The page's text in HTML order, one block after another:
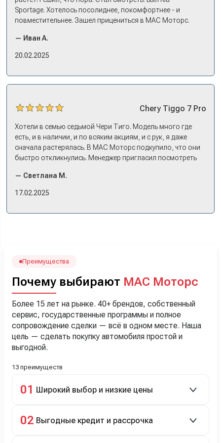
Sportage. Хотелось посолиднее, покомфортнее - и
повместительнее. Зашел прицениться в МАС Моторс.
и прям мое! Даже не скажешь, что «китаец». Прям не
вылезая из него и порешали. Спортэйдж в трейд-ин
— Иван А.
20.02.2025
Chery Tiggo 7 Pro
Хотели в семью седьмой Чери Тиго. Модель много где
есть, и в наличии, и по всяким акциям, и с рук, я даже
сначала растерялась. В МАС Моторс подкупило, что они
быстро откликнулись. Менеджер пригласил посмотреть
примериться. Нам тут недалеко, пришли в салон - и в тот
же день купили машину! Неожиданно, но довольны! Все
менеджеру Сергею, профессионал своего дела!
— Светлана М.
17.02.2025
Преимущества
Почему выбирают МАС Моторс
Более 15 лет на рынке. 40+ брендов, собственный
сервис, государственные программы и полное
сопровождение сделки — всё в одном месте. Наша
цель — сделать покупку автомобиля простой и
выгодной.
13 преимуществ
01 Широкий выбор и низкие цены
подержанные авто.
02 Выгодные кредит и рассрочка